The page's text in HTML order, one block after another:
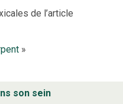
de l’article
»
son sein